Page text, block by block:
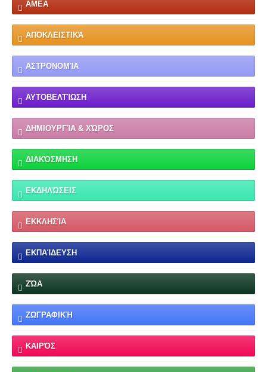
ΑΜΕΑ
ΑΠΟΚΛΕΙΣΤΙΚΆ
ΑΣΤΡΟΝΟΜΊΑ
ΑΥΤΟΒΕΛΤΊΩΣΗ
ΔΗΜΙΟΥΡΓΊΑ & ΧΏΡΟΣ
ΔΙΑΚΌΣΜΗΣΗ
ΕΚΔΗΛΏΣΕΙΣ
ΕΚΚΛΗΣΊΑ
ΕΚΠΑΊΔΕΥΣΗ
ΖΏΑ
ΖΩΓΡΑΦΙΚΉ
ΚΑΙΡΌΣ